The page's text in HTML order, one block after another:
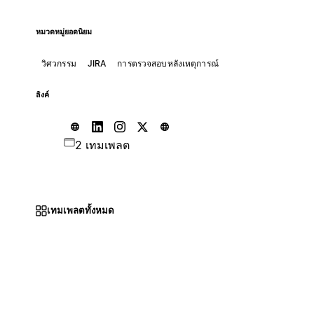
หมวดหมู่ยอดนิยม
วิศวกรรม JIRA การตรวจสอบหลังเหตุการณ์
ลิงค์
2 เทมเพลต
เทมเพลตทั้งหมด